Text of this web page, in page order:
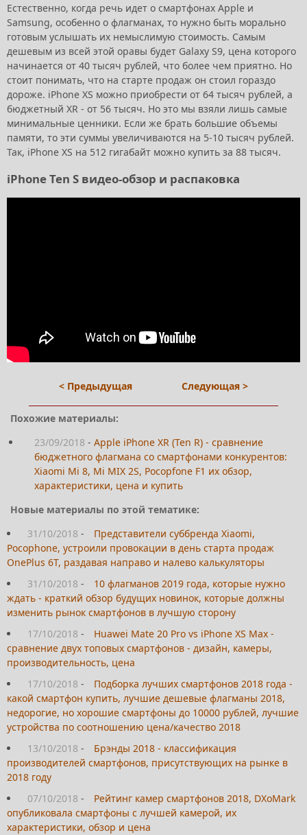
Естественно, когда речь идет о смартфонах Apple и
Samsung, особенно о флагманах, то нужно быть морально
готовым услышать их немыслимую стоимость. Самым
дешевым из всей этой оравы будет Galaxy S9, цена которого
начинается от 40 тысяч рублей, что более чем приятно. Но
стоит понимать, что на старте продаж он стоил гораздо
дороже. iPhone XS можно приобрести от 64 тысяч рублей, а
бюджетный XR - от 56 тысяч. Но это мы взяли лишь самые
минимальные ценники. Если же брать большие объемы
памяти, то эти суммы увеличиваются на 5-10 тысяч рублей.
Так, iPhone XS на 512 гигабайт можно купить за 88 тысяч.
iPhone Ten S видео-обзор и распаковка
< Предыдущая Следующая >
Похожие материалы:
23/09/2018 - Apple iPhone XR (Ten R) - сравнение
бюджетного флагмана со смартфонами конкурентов:
Xiaomi Mi 8, Mi MIX 2S, Pocopfone F1 их обзор,
характеристики, цена и купить
Новые материалы по этой тематике:
31/10/2018 -
Представители суббренда Xiaomi,
Pocophone, устроили провокации в день старта продаж
OnePlus 6T, раздавая направо и налево калькуляторы
31/10/2018 -
10 флагманов 2019 года, которые нужно
ждать - краткий обзор будущих новинок, которые должны
изменить рынок смартфонов в лучшую сторону
17/10/2018 -
Huawei Mate 20 Pro vs iPhone XS Max -
сравнение двух топовых смартфонов - дизайн, камеры,
производительность, цена
17/10/2018 -
Подборка лучших смартфонов 2018 года -
какой смартфон купить, лучшие дешевые флагманы 2018,
недорогие, но хорошие смартфоны до 10000 рублей, лучшие
устройства по соотношению цена/качество 2018
13/10/2018 -
Брэнды 2018 - классификация
производителей смартфонов, присутствующих на рынке в
2018 году
07/10/2018 -
Рейтинг камер смартфонов 2018, DXoMark
опубликовала смартфоны с лучшей камерой, их
характеристики, обзор и цена